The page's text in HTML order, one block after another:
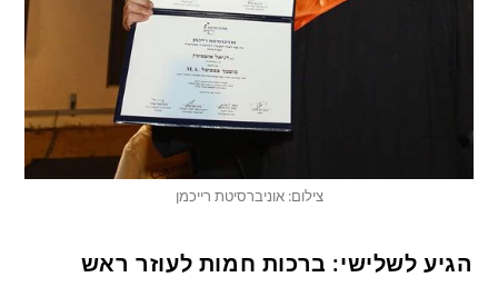
צילום: אוניברסיטת רייכמן
הגיע לשלישי: ברכות חמות לעוזר ראש